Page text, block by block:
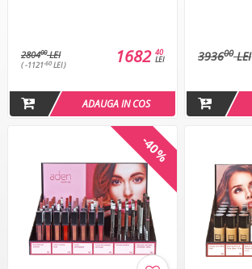
280400LEI
( -1121-60 LEI )
40
LEI
1682
ADAUGA IN COS
393600LEI
-40%